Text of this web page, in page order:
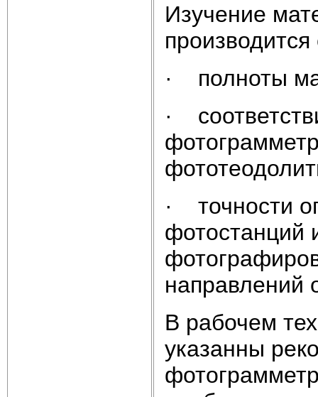
Изучение
· полноты
·
· точности
фотостанций
направлений
В рабочем
указанны